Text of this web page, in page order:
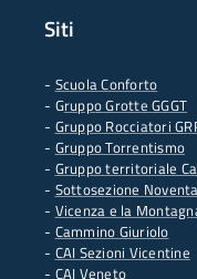
Siti
- Scuola Conforto
- Gruppo Grotte GGGT
- Gruppo Rocciatori
- Gruppo Torrentismo
- Gruppo territoriale
- Sottosezione
- Vicenza e la
- Cammino Giuriolo
- CAI Sezioni Vicentine
- CAI Veneto